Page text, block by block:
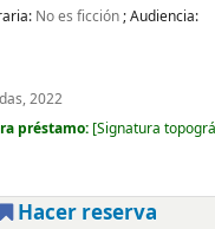
No es ficción; Audiencia:
2022
préstamo: Signatura
Hacer reserva